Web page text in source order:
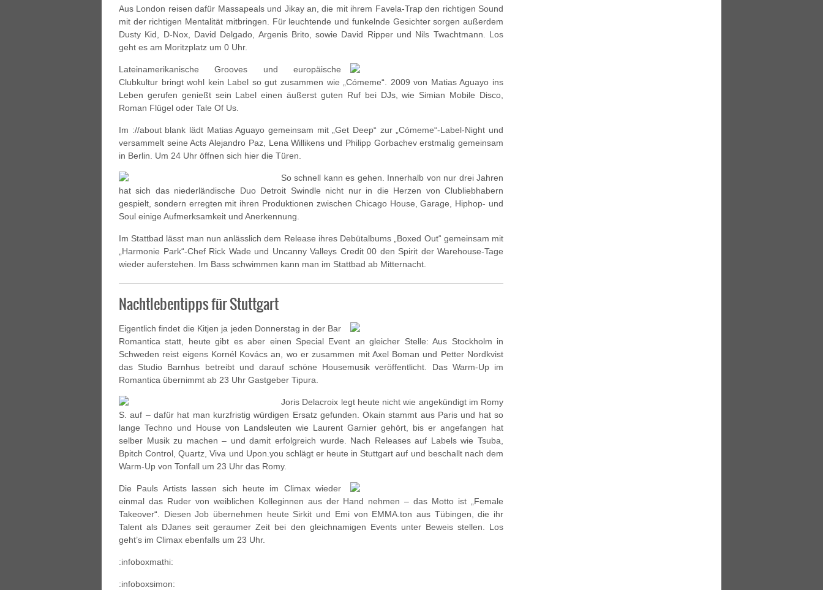
Aus London reisen dafür Massapeals und Jikay an, die mit ihrem Favela-Trap den richtigen Sound
mit der richtigen Mentalität mitbringen. Für leuchtende und funkelnde Gesichter sorgen außerdem
Dusty Kid, D-Nox, David Delgado, Argenis Brito, sowie David Ripper und Nils Twachtmann. Los
geht es am Moritzplatz um 0 Uhr.
Lateinamerikanische Grooves und europäische
Clubkultur bringt wohl kein Label so gut zusammen wie „Cómeme“. 2009 von Matias Aguayo ins
Leben gerufen genießt sein Label einen äußerst guten Ruf bei DJs, wie Simian Mobile Disco,
Roman Flügel oder Tale Of Us.
Im ://about blank lädt Matias Aguayo gemeinsam mit „Get Deep“ zur „Cómeme“-Label-Night und
versammelt seine Acts Alejandro Paz, Lena Willikens und Philipp Gorbachev erstmalig gemeinsam
in Berlin. Um 24 Uhr öffnen sich hier die Türen.
So schnell kann es gehen. Innerhalb von nur drei Jahren
hat sich das niederländische Duo Detroit Swindle nicht nur in die Herzen von Clubliebhabern
gespielt, sondern erregten mit ihren Produktionen zwischen Chicago House, Garage, Hiphop- und
Soul einige Aufmerksamkeit und Anerkennung.
Im Stattbad lässt man nun anlässlich dem Release ihres Debütalbums „Boxed Out“ gemeinsam mit
„Harmonie Park“-Chef Rick Wade und Uncanny Valleys Credit 00 den Spirit der Warehouse-Tage
wieder auferstehen. Im Bass schwimmen kann man im Stattbad ab Mitternacht.
Nachtlebentipps für Stuttgart
Eigentlich findet die Kitjen ja jeden Donnerstag in der Bar
Romantica statt, heute gibt es aber einen Special Event an gleicher Stelle: Aus Stockholm in
Schweden reist eigens Kornél Kovács an, wo er zusammen mit Axel Boman und Petter Nordkvist
das Studio Barnhus betreibt und darauf schöne Housemusik veröffentlicht. Das Warm-Up im
Romantica übernimmt ab 23 Uhr Gastgeber Tipura.
Joris Delacroix legt heute nicht wie angekündigt im Romy
S. auf – dafür hat man kurzfristig würdigen Ersatz gefunden. Okain stammt aus Paris und hat so
lange Techno und House von Landsleuten wie Laurent Garnier gehört, bis er angefangen hat
selber Musik zu machen – und damit erfolgreich wurde. Nach Releases auf Labels wie Tsuba,
Bpitch Control, Quartz, Viva und Upon.you schlägt er heute in Stuttgart auf und beschallt nach dem
Warm-Up von Tonfall um 23 Uhr das Romy.
Die Pauls Artists lassen sich heute im Climax wieder
einmal das Ruder von weiblichen Kolleginnen aus der Hand nehmen – das Motto ist „Female
Takeover“. Diesen Job übernehmen heute Sirkit und Emi von EMMA.ton aus Tübingen, die ihr
Talent als DJanes seit geraumer Zeit bei den gleichnamigen Events unter Beweis stellen. Los
geht’s im Climax ebenfalls um 23 Uhr.
:infoboxmathi:
:infoboxsimon: